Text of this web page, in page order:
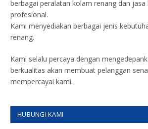
berbagai peralatan kolam renang dan
profesional.
Kami menyediakan berbagai jenis
renang.
Kami selalu percaya dengan
berkualitas akan membuat pelanggan
mempercayai kami.
HUBUNGI KAMI